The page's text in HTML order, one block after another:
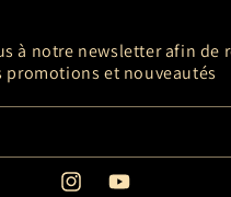
à notre newsletter afin de
promotions et nouveautés
InstagramYouTube